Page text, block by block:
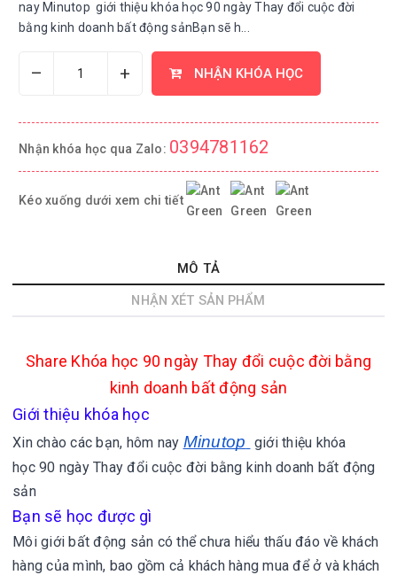
nay Minutop giới thiệu khóa học 90 ngày Thay đổi cuộc đời
bằng kinh doanh bất động sảnBạn sẽ h...
– + NHẬN KHÓA HỌC
Nhận khóa học qua Zalo: 0394781162
Kéo xuống dưới xem chi tiết
MÔ TẢ
NHẬN XÉT SẢN PHẨM
Share Khóa học 90 ngày Thay đổi cuộc đời bằng
kinh doanh bất động sản
Giới thiệu khóa học
Xin chào các bạn, hôm nay Minutop giới thiệu khóa
học 90 ngày Thay đổi cuộc đời bằng kinh doanh bất động
sản
Bạn sẽ học được gì
Môi giới bất động sản có thể chưa hiểu thấu đáo về khách
hàng của mình, bao gồm cả khách hàng mua để ở và khách